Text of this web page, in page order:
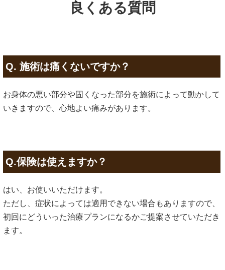
良くある質問
Q. 施術は痛くないですか？
お身体の悪い部分や固くなった部分を施術によって動かして
いきますので、心地よい痛みがあります。
Q.保険は使えますか？
はい、お使いいただけます。
ただし、症状によっては適用できない場合もありますので、
初回にどういった治療プランになるかご提案させていただき
ます。